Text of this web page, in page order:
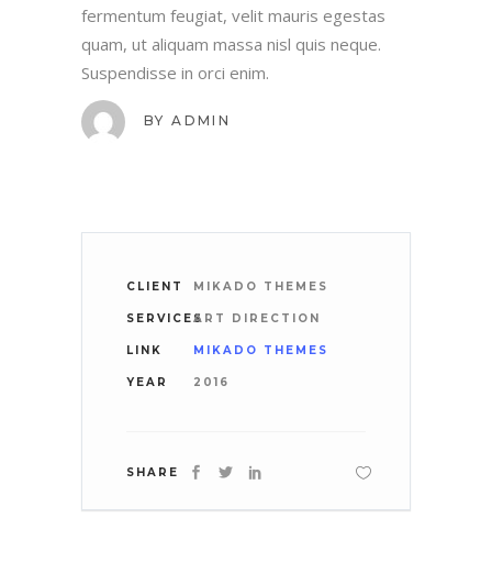
fermentum feugiat, velit mauris egestas
quam, ut aliquam massa nisl quis neque.
Suspendisse in orci enim.
BY ADMIN
CLIENT MIKADO THEMES
SERVICESART DIRECTION
LINK MIKADO THEMES
YEAR 2016
SHARE